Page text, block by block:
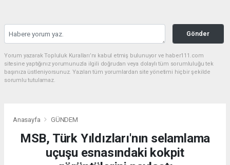
Gönder
Yorum yazarak Topluluk Kuralları’nı kabul etmiş bulunuyor ve haber111.com
sitesine yaptığınız yorumunuzla ilgili doğrudan veya dolaylı tüm sorumluluğu tek
başınıza üstleniyorsunuz. Yazılan tüm yorumlardan site yönetimi hiçbir şekilde
sorumlu tutulamaz.
Anasayfa GÜNDEM
MSB, Türk Yıldızları'nın selamlama
uçuşu esnasındaki kokpit